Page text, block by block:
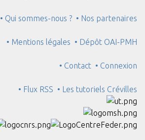
• Qui sommes-nous ? • Nos partenaires
• Mentions légales • Dépôt OAI-PMH
• Contact • Connexion
• Flux RSS • Les tutoriels Crévilles